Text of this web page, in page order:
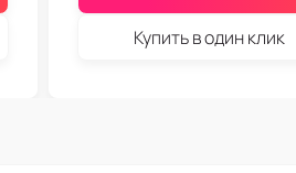
Купить в один клик